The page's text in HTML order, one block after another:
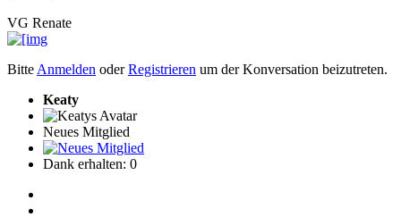
VG Renate
BitteAnmelden oderRegistrieren um der Konversation beizutreten.
Keaty
Neues Mitglied
Dank erhalten: 0